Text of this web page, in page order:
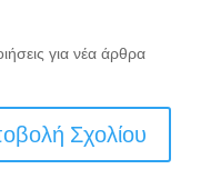
για νέα άρθρα